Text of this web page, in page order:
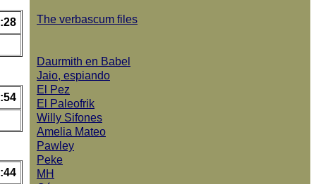
The verbascum files
Daurmith en Babel
Jaio, espiando
El Pez
El Paleofrik
Willy Sifones
Amelia Mateo
Pawley
Peke
MH